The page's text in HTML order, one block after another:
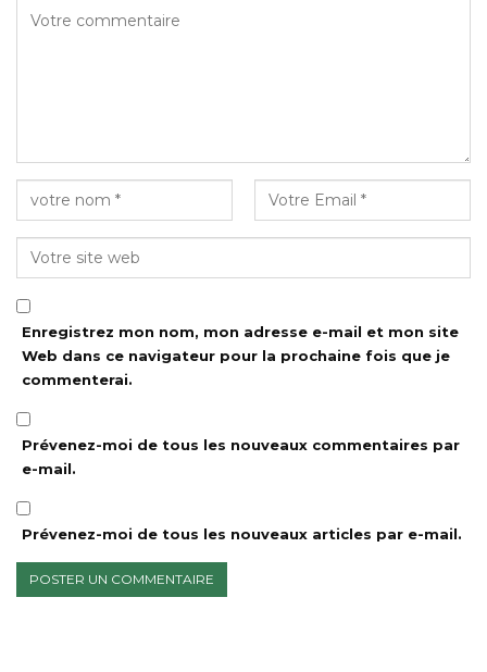
Enregistrez mon nom, mon adresse e-mail et mon site
Web dans ce navigateur pour la prochaine fois que je
commenterai.
Prévenez-moi de tous les nouveaux commentaires par
e-mail.
Prévenez-moi de tous les nouveaux articles par e-mail.